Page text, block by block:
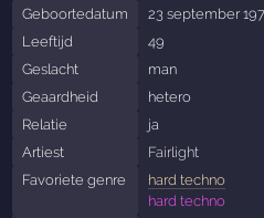
Geboortedatum
23 september
Leeftijd
49
Geslacht
man
Geaardheid
hetero
Relatie
ja
Artiest
Fairlight
Favoriete genre
hard techno
hard techno